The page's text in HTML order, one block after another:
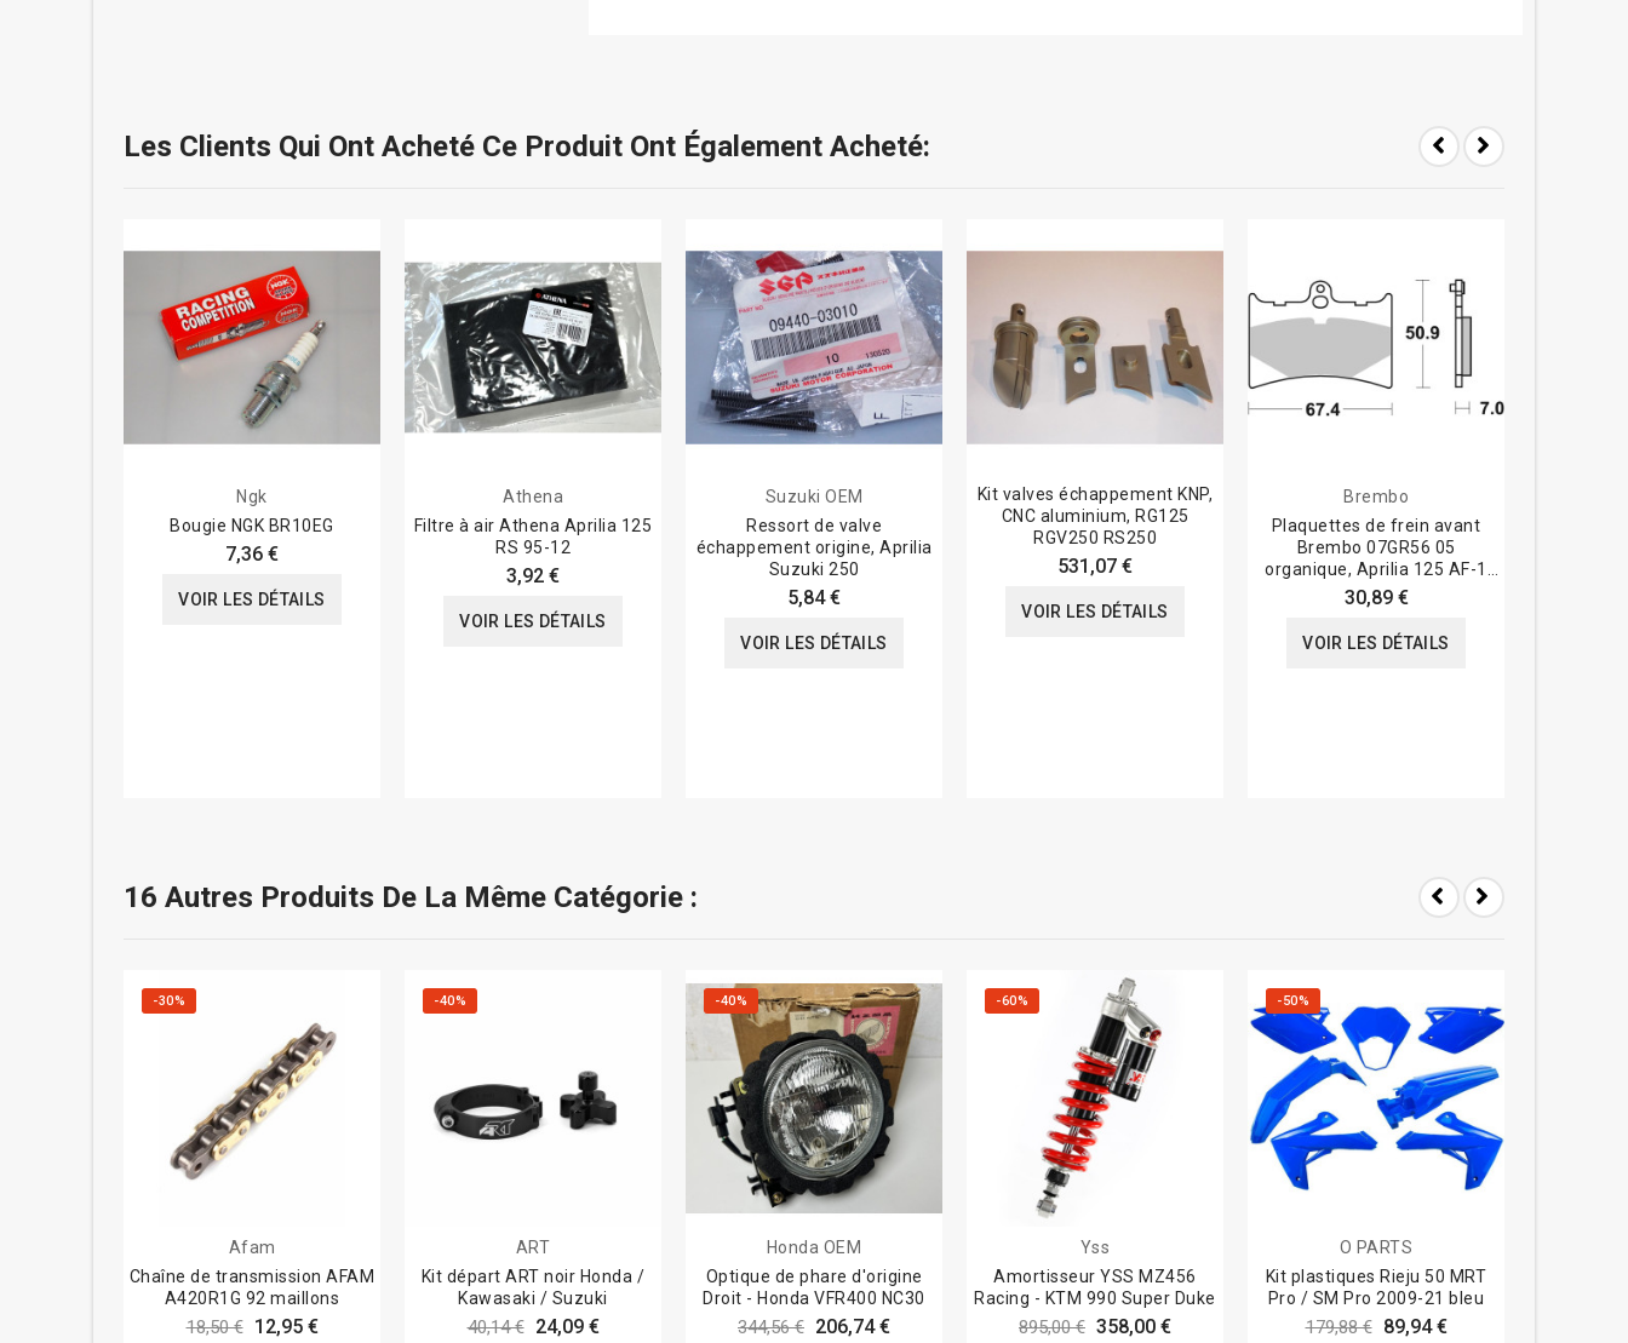
Les Clients Qui Ont Acheté Ce Produit Ont Également Acheté:
Ngk
Bougie NGK BR10EG
7,36 €
VOIR LES DÉTAILS
Athena
Filtre à air Athena Aprilia 125
RS 95-12
3,92 €
VOIR LES DÉTAILS
Suzuki OEM
Ressort de valve
échappement origine, Aprilia
Suzuki 250
5,84 €
VOIR LES DÉTAILS
Kit valves échappement KNP,
CNC aluminium, RG125
RGV250 RS250
531,07 €
VOIR LES DÉTAILS
Brembo
Plaquettes de frein avant
Brembo 07GR56 05
organique, Aprilia 125 AF-1
RS
30,89 €
VOIR LES DÉTAILS
16 Autres Produits De La Même Catégorie :
-30%
Afam
Chaîne de transmission AFAM
A420R1G 92 maillons
18,50 € 12,95 €
-40%
ART
Kit départ ART noir Honda /
Kawasaki / Suzuki
40,14 € 24,09 €
-40%
Honda OEM
Optique de phare d'origine
Droit - Honda VFR400 NC30
344,56 € 206,74 €
-60%
Yss
Amortisseur YSS MZ456
Racing - KTM 990 Super Duke
895,00 € 358,00 €
-50%
O PARTS
Kit plastiques Rieju 50 MRT
Pro / SM Pro 2009-21 bleu
179,88 € 89,94 €